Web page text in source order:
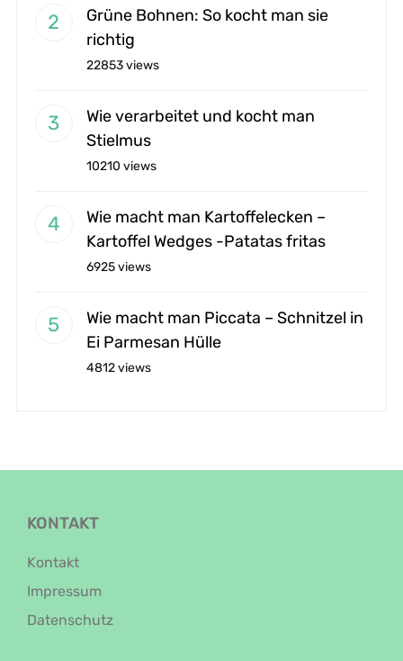
Grüne Bohnen: So kocht man sie
richtig
22853 views
Wie verarbeitet und kocht man
Stielmus
10210 views
Wie macht man Kartoffelecken –
Kartoffel Wedges -Patatas fritas
6925 views
Wie macht man Piccata – Schnitzel in
Ei Parmesan Hülle
4812 views
KONTAKT
Kontakt
Impressum
Datenschutz